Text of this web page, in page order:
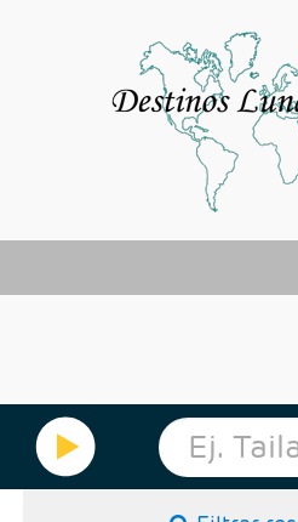
Cruceros
Por Qué?